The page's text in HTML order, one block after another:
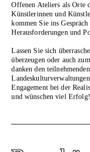
Offenen Ateliers als Orte
Künstlerinnen und
kommen Sie ins
Herausforderungen und
Lassen Sie sich
überzeugen oder auch
danken den
Engagement bei der
und wünschen viel Erfolg!